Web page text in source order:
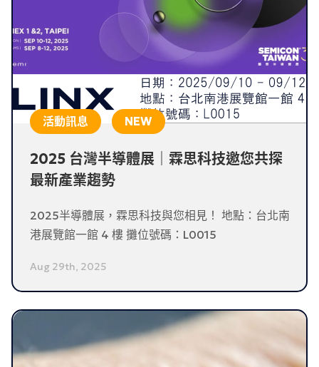
活動訊息
2025 台灣半導體展｜霖思科技邀您共探
最新產業趨勢
2025半導體展，霖思科技與您相見！ 地點：台北南
港展覽館一館 4 樓 攤位號碼：L0015
Aug 29th, 2025